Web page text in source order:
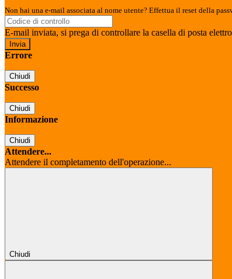
Non hai una e-mail associata al nome utente? Effettua il reset della
E-mail inviata, si prega di controllare la casella di posta
Errore
Chiudi
Successo
Chiudi
Informazione
Chiudi
Attendere...
Attendere il completamento dell'operazione...
Chiudi